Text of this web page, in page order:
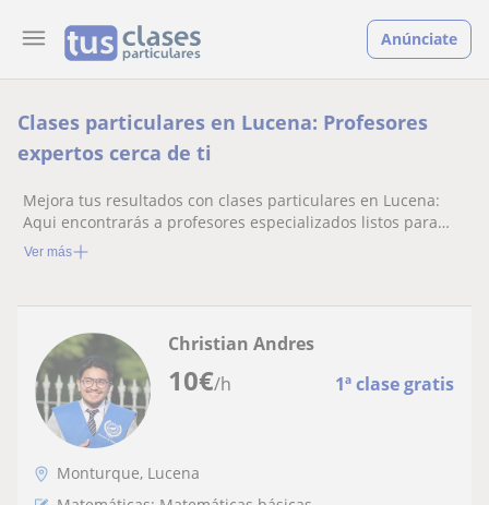
Anúnciate
Clases particulares en Lucena: Profesores
expertos cerca de ti
Mejora tus resultados con clases particulares en Lucena:
Aqui encontrarás a profesores especializados listos para
ayudarte.
Ver más
10€/h 1ª clase gratis
Christian Andres
Monturque, Lucena